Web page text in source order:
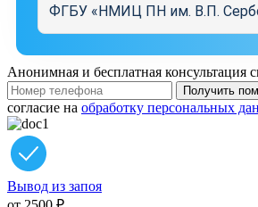
ФГБУ «НМИЦ ПН им. В.П.
Анонимная и бесплатная консультация
Получить
согласие на обработку персональных
Вывод из запоя